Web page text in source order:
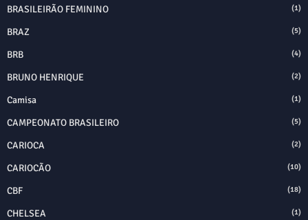
BRASILEIRÃO FEMININO (1)
BRAZ (5)
BRB (4)
BRUNO HENRIQUE (2)
Camisa (1)
CAMPEONATO BRASILEIRO (5)
CARIOCA (2)
CARIOCÃO (10)
CBF (18)
CHELSEA (1)